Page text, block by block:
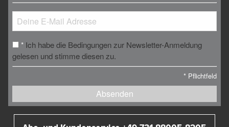
* Ich habe die Bedingungen zur Newsletter-Anmeldung
gelesen und stimme diesen zu.
* Pflichtfeld
Absenden